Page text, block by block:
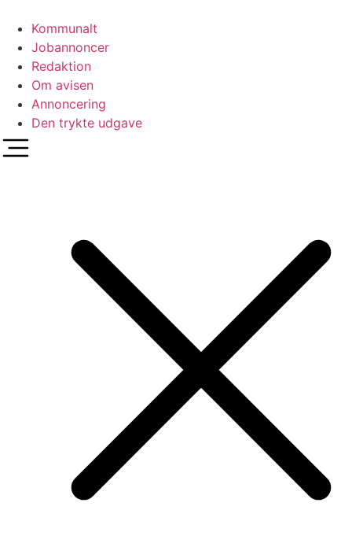
indhold
Kommunalt
Jobannoncer
Redaktion
Om avisen
Annoncering
Den trykte udgave